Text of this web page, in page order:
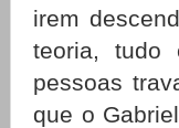
irem
teoria, tudo
pessoas
que o